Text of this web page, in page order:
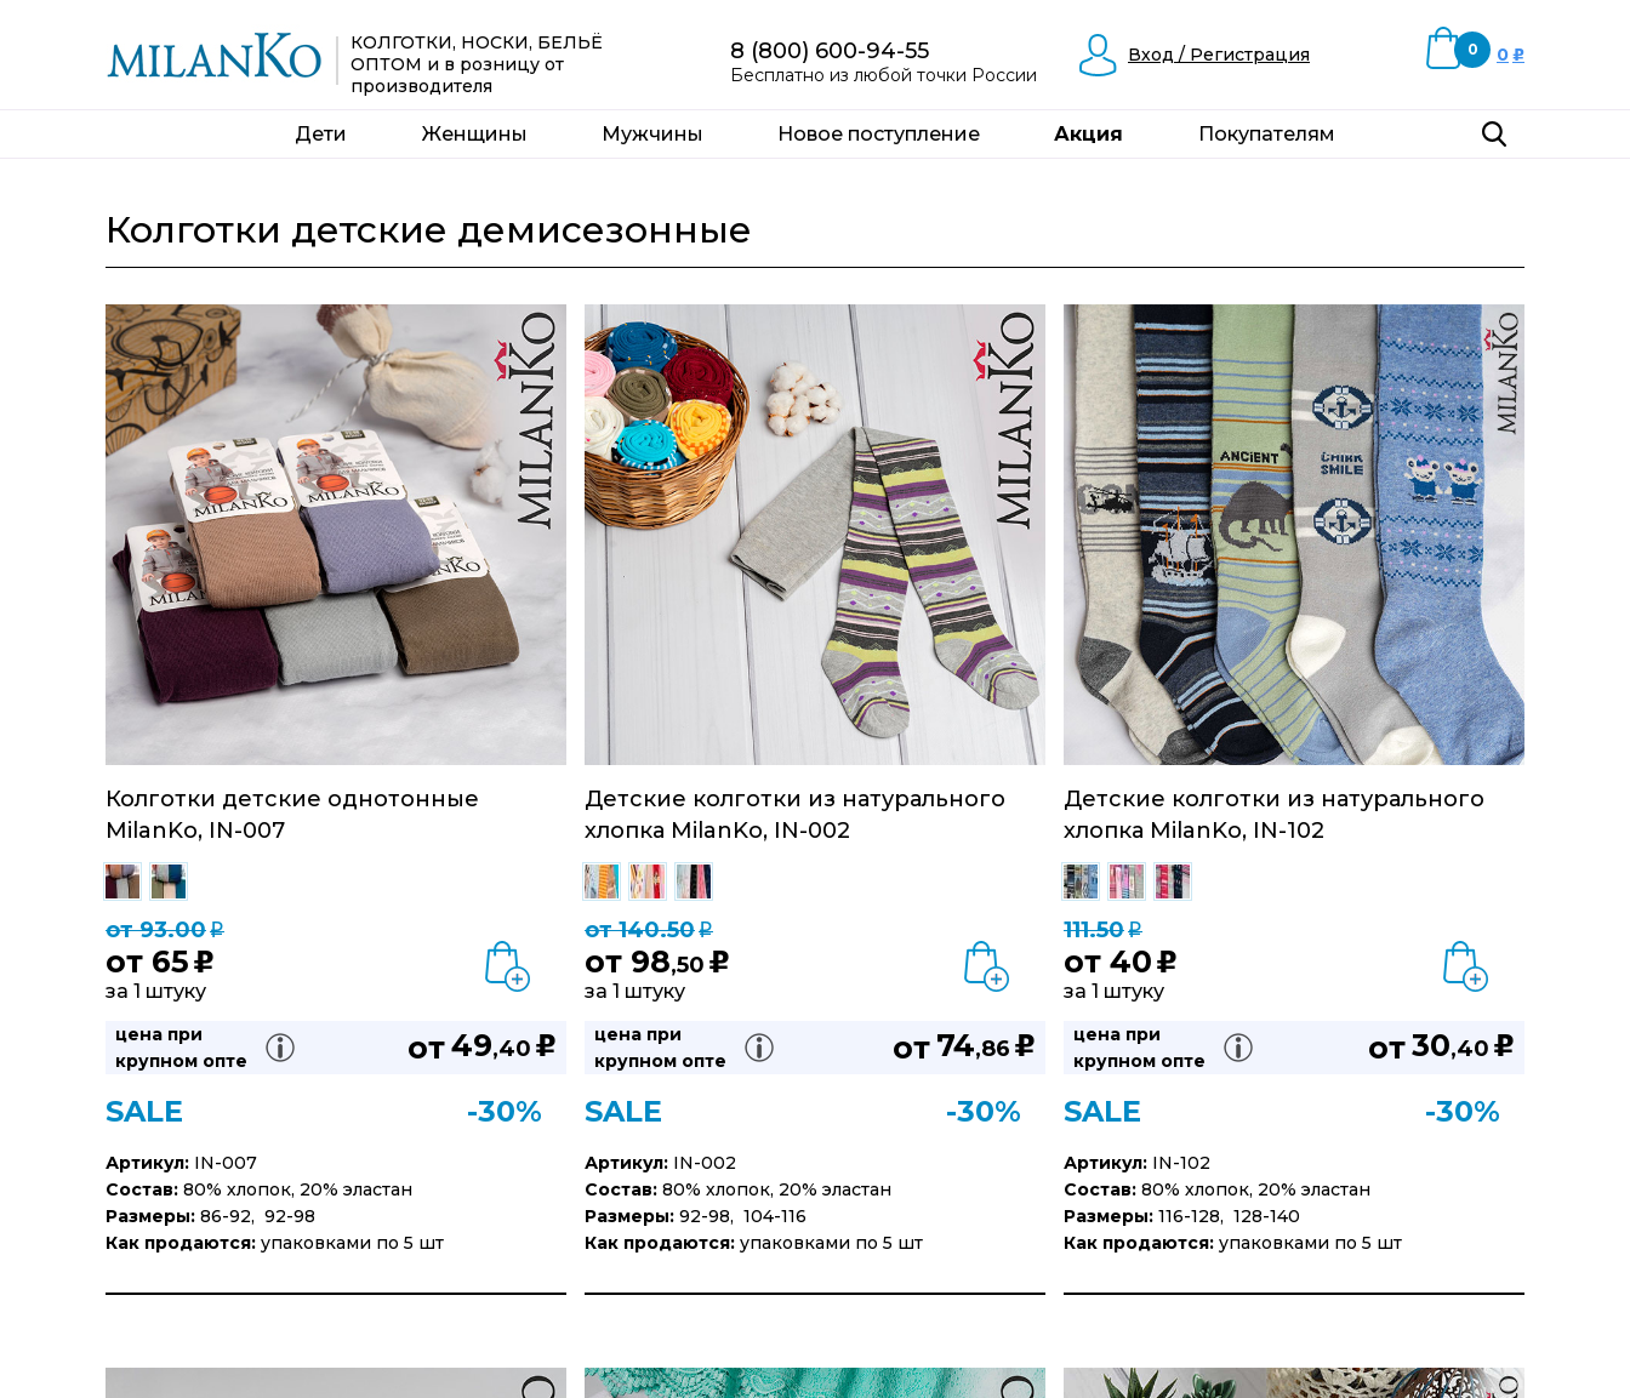
КОЛГОТКИ, НОСКИ, БЕЛЬЁ
ОПТОМ и в розницу от
производителя
Колготки детские демисезонные
Колготки детские однотонные
MilanKo, IN-007
от 93.00q
от 65 u
за 1 штуку
цена при
крупном опте
от49,40 u
SALE -30%
Артикул: IN-007
Состав: 80% хлопок, 20% эластан
Размеры: 86-92, 92-98
Как продаются: упаковками по 5 шт
Детские колготки из натурального
хлопка MilanKo, IN-002
от 140.50q
от 98,50 u
за 1 штуку
цена при
крупном опте
от 74,86 u
SALE -30%
Артикул: IN-002
Состав: 80% хлопок, 20% эластан
Размеры: 92-98, 104-116
Как продаются: упаковками по 5 шт
Детские колготки из натурального
хлопка MilanKo, IN-102
111.50q
от 40 u
за 1 штуку
цена при
крупном опте
от30,40 u
SALE -30%
Артикул: IN-102
Состав: 80% хлопок, 20% эластан
Размеры: 116-128, 128-140
Как продаются: упаковками по 5 шт
8 (800) 600-94-55
Бесплатно из любой точки России
Вход / Регистрация 0 u
0
Дети Женщины Мужчины Новое поступление Акция Покупателям